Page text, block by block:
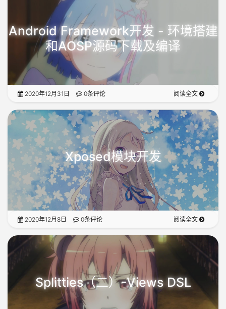
Android Framework开发 - 环境搭建
和AOSP源码下载及编译
2020年12月31日 0条评论 阅读全文
Xposed模块开发
2020年12月8日 0条评论 阅读全文
Splitties（二）-Views DSL